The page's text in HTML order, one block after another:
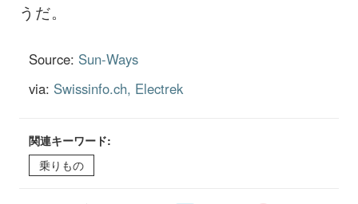
うだ。
Source: Sun-Ways
via: Swissinfo.ch Electrek
関連キーワード:
乗りもの